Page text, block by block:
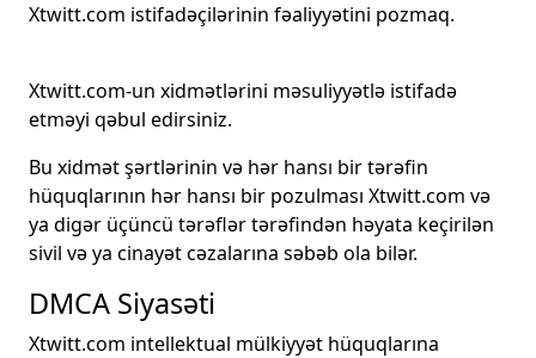
Xtwitt.com istifadəçilərinin fəaliyyətini pozmaq.
Xtwitt.com-un xidmətlərini məsuliyyətlə istifadə
etməyi qəbul edirsiniz.
Bu xidmət şərtlərinin və hər hansı bir tərəfin
hüquqlarının hər hansı bir pozulması Xtwitt.com və
ya digər üçüncü tərəflər tərəfindən həyata keçirilən
sivil və ya cinayət cəzalarına səbəb ola bilər.
DMCA Siyasəti
Xtwitt.com intellektual mülkiyyət hüquqlarına